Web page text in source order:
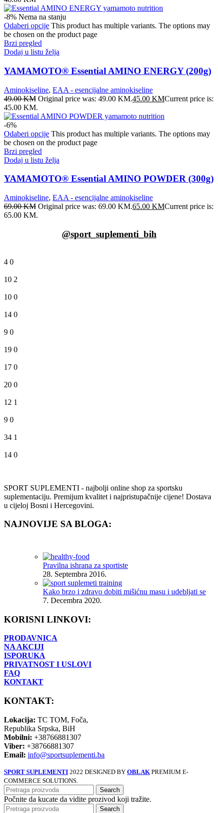
-8% Nema na stanju
Odaberi opcije This product has multiple variants. The options may
be chosen on the product page
Brzi pregled
Dodaj u listu želja
YAMAMOTO® Essential AMINO ENERGY (200g)
Aminokiseline, EAA - esencijalne aminokiseline
49.00KM Original price was: 49.00 KM.45.00 KMCurrent price is:
45.00 KM.
-6%
Odaberi opcije This product has multiple variants. The options may
be chosen on the product page
Brzi pregled
Dodaj u listu želja
YAMAMOTO® Essential AMINO POWDER (300g)
Aminokiseline, EAA - esencijalne aminokiseline
69.00KM Original price was: 69.00 KM.65.00 KMCurrent price is:
65.00 KM.
@sport_suplementi_bih
4 0
10 2
10 0
14 0
9 0
19 0
17 0
20 0
12 1
9 0
34 1
14 0
SPORT SUPLEMENTI - najbolji online shop za sportsku
suplementaciju. Premijum kvalitet i najpristupačnije cijene! Dostava
u cijeloj Bosni i Hercegovini.
NAJNOVIJE SA BLOGA:
Pravilna ishrana za sportiste
28. Septembra 2016.
Kako brzo i zdravo dobiti mišićnu masu i udebljati se
7. Decembra 2020.
KORISNI LINKOVI:
PRODAVNICA
NA AKCIJI
ISPORUKA
PRIVATNOST I USLOVI
FAQ
KONTAKT
KONTAKT:
Lokacija: TC TOM, Foča,
Republika Srpska, BiH
Mobilni: +38766881307
Viber: +38766881307
Email: info@sportsuplementi.ba
SPORT SUPLEMENTI 2022 DESIGNED BY OBLAK PREMIUM E-
COMMERCE SOLUTIONS.
Search
Počnite da kucate da vidite prozivod koji tražite.
Search